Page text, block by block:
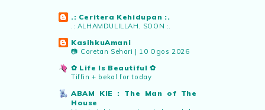
pertandingan tiktok mencipta sajak
“Menarik sungguh Pertandingan TikTok
Mencipta Sajak Kemerdekaan 2026 dari
PNM ni! Platform terbaik serlahkan
bakat puisi kebangsaan dan
patriotisme.”
Eyma Balkish commented on
.: Ceritera Kehidupan :.
.: ALHAMDULILLAH, SOON :.
KasihkuAmani
📷 Coretan Sehari | 10 Ogos 2026
✿ Life Is Beautiful ✿
Tiffin + bekal for today
ABAM KIE : The Man of The
House